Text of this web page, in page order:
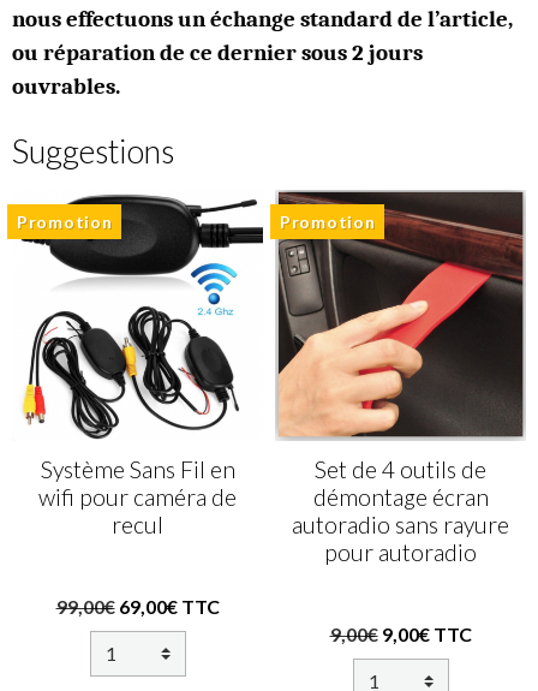
nous effectuons un échange standard de l’article,
ou réparation de ce dernier sous 2 jours
ouvrables.
Suggestions
Promotion
Système Sans Fil en
wifi pour caméra de
recul
99,00€ 69,00€ TTC
Promotion
Set de 4 outils de
démontage écran
autoradio sans rayure
pour autoradio
9,00€ 9,00€ TTC